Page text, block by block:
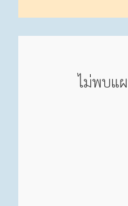
ไม่พบแ